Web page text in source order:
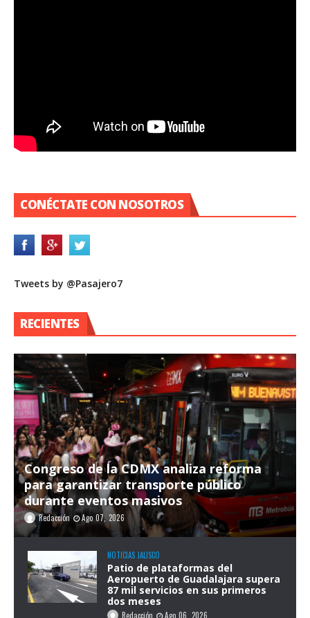
CONÉCTATE CON NOSOTROS
Tweets by @Pasajero7
RECIENTES
Congreso de la CDMX analiza reforma
para garantizar transporte público
durante eventos masivos
Redacción Ago 07, 2026
NOTICIAS JALISCO
Patio de plataformas del
Aeropuerto de Guadalajara supera
87 mil servicios en sus primeros
dos meses
Redacción Ago 06, 2026